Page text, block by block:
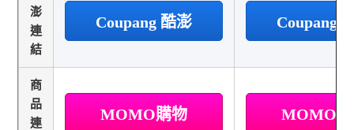
澎
連
結
Coupang 酷澎 Coupang
商
品
連
MOMO購物 MOMO